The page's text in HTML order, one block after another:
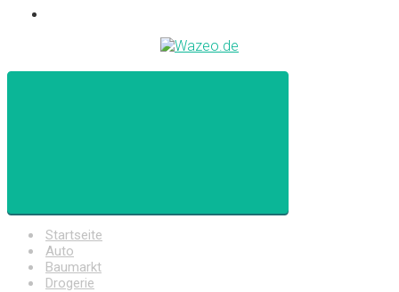
Startseite
Auto
Baumarkt
Drogerie